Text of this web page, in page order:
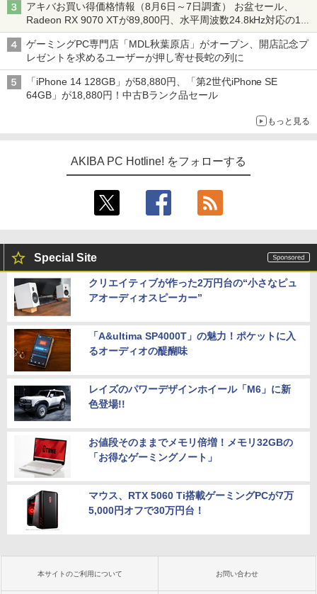
アキバお買い得価格情報（8月6日～7日調査） お盆セール、
Radeon RX 9070 XTが89,800円、水平周波数24.8kHz対応の17
型モニターが9,801円、暑さ指数連動セール ほか
ゲーミングPC専門店「MDL秋葉原店」がオープン、開店記念プ
レゼントを求めるユーザーが押し寄せ長蛇の列に
「iPhone 14 128GB」が58,880円、「第2世代iPhone SE
64GB」が18,880円！中古Bランク品セール
もっと見る
AKIBA PC Hotline! をフォローする
Special Site
クリエイティブが作った2万円台の“小さなピュ
アオーディオスピーカー”
「A&ultima SP4000T」の魅力！ポケットに入
るオーディオの醍醐味
レイズのパワーデザインホイール「M6」に新
色登場!!
お値段そのままでメモリ倍増！メモリ32GBの
「お得なゲーミングノート」
マウス、RTX 5060 Ti搭載ゲーミングPCが7万
5,000円オフで30万円台！
本サイトのご利用について お問い合わせ